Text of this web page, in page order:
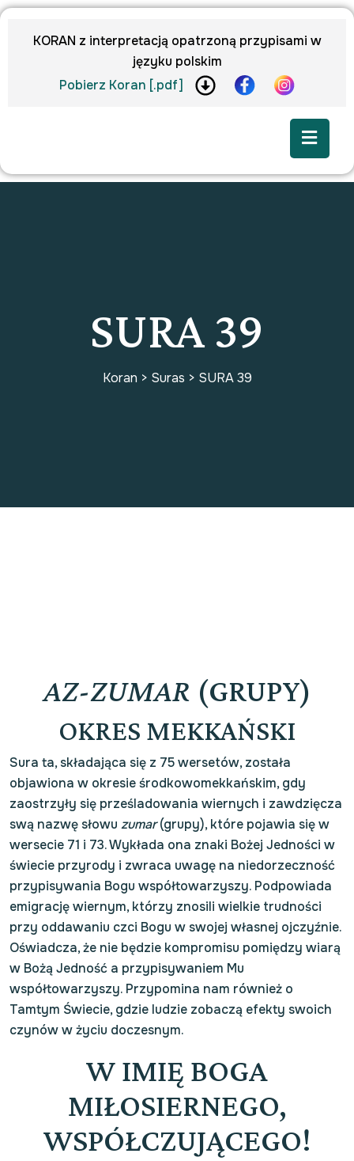
KORAN z interpretacją opatrzoną przypisami w
języku polskim
Pobierz Koran [.pdf]
SURA 39
Koran > Suras > SURA 39
AZ-ZUMAR (GRUPY)
OKRES MEKKAŃSKI
Sura ta, składająca się z 75 wersetów, została
objawiona w okresie środkowomekkańskim, gdy
zaostrzyły się prześladowania wiernych i zawdzięcza
swą nazwę słowu zumar(grupy), które pojawia się w
wersecie 71 i 73. Wykłada ona znaki Bożej Jedności w
świecie przyrody i zwraca uwagę na niedorzeczność
przypisywania Bogu współtowarzyszy. Podpowiada
emigrację wiernym, którzy znosili wielkie trudności
przy oddawaniu czci Bogu w swojej własnej ojczyźnie.
Oświadcza, że nie będzie kompromisu pomiędzy wiarą
w Bożą Jedność a przypisywaniem Mu
współtowarzyszy. Przypomina nam również o
Tamtym Świecie, gdzie ludzie zobaczą efekty swoich
czynów w życiu doczesnym.
W IMIĘ BOGA
MIŁOSIERNEGO,
WSPÓŁCZUJĄCEGO!